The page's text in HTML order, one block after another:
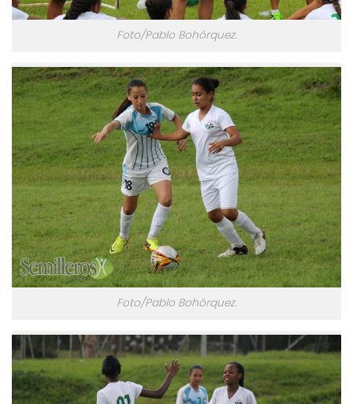
Foto/Pablo Bohórquez.
Foto/Pablo Bohórquez.